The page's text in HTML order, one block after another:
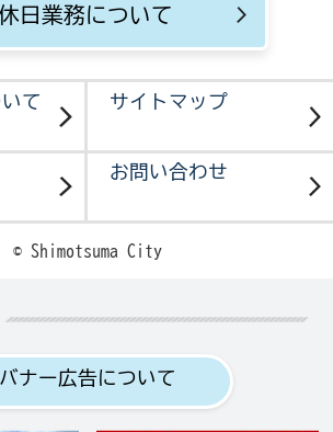
日業務について
て サイトマップ
お問い合わせ
© Shimotsuma City
バナー広告について